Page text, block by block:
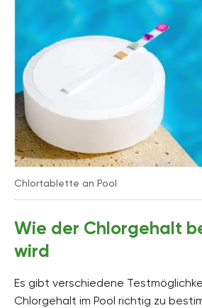
Chlortablette an Pool
Wie der Chlorgehalt
wird
Es gibt verschiedene
Chlorgehalt im Pool richtig zu